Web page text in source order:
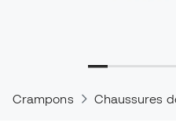
Crampons Chaussures